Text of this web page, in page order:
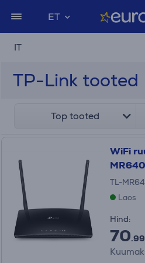
ET
IT
TP-Link tooted
Top tooted
WiFi
TL-
Laos
Hind:
70